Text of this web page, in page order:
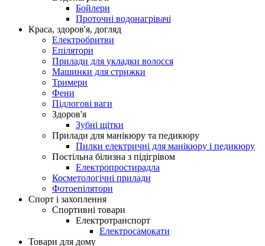
Бойлери
Проточні водонагрівачі
Краса, здоров'я, догляд
Електробритви
Епілятори
Прилади для укладки волосся
Машинки для стрижки
Тримери
Фени
Підлогові ваги
Здоров'я
Зубні щітки
Прилади для манікюру та педикюру
Пилки електричні для манікюру і педикюру
Постільна білизна з підігрівом
Електропростирадла
Косметологічні прилади
Фотоепілятори
Спорт і захоплення
Спортивні товари
Електротранспорт
Електросамокати
Товари для дому